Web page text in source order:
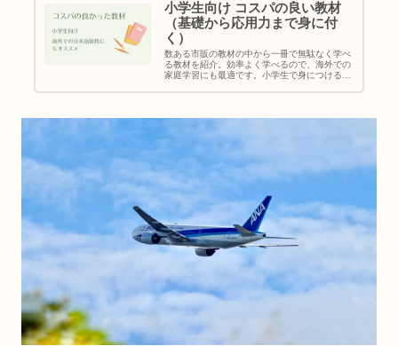
小学生向け コスパの良い教材
（基礎から応用力まで身に付
く）
数ある市販の教材の中から一冊で無駄なく学べ
る教材を紹介。効率よく学べるので、海外での
家庭学習にも最適です。小学生で身につけるべ
材を厳選して紹介します。